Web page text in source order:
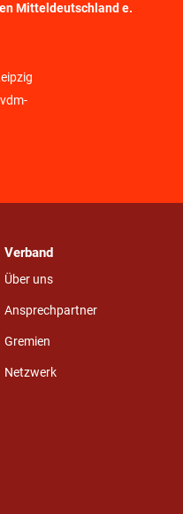
Mitteldeutschland e.
Verband
Über uns
Ansprechpartner
Gremien
Netzwerk